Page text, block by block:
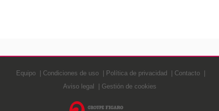
Equipo Condiciones de uso Política de privacidad
Contacto
Aviso legal
Gestión de cookies